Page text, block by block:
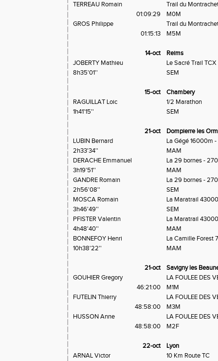
TERREAU Romain
Trail du
01:09:29
M0M
GROS Philippe
Trail du
01:15:13
M5M
14-oct
Reims
JOBERTY Mathieu
Le Sacré Trail TCX
8h35'01''
SEM
15-oct
Chambery
RAGUILLAT Loic
1/2 Marathon
1h41'15''
SEM
21-oct
Dompierre les
LUBIN Bernard
La Gégé 16000m
2h33'34''
MAM
DERACHE Emmanuel
La 29 bornes -
3h19'51''
MAM
GANDRE Romain
La 29 bornes -
2h56'08''
SEM
MOSCA Romain
La Maratrail
3h46'49''
SEM
PFISTER Valentin
La Maratrail
4h48'40''
MAM
BONNEFOY Henri
La Camille Forest
10h38'22''
MAM
21-oct
Savigny les
GOUHIER Gregory
LA FOULEE DES
46:21:00
M1M
FUTELIN Thierry
LA FOULEE DES
48:58:00
M3M
HUSSON Anne
LA FOULEE DES
48:58:00
M2F
22-oct
Lyon
ARNAL Victor
10 Km Route TC